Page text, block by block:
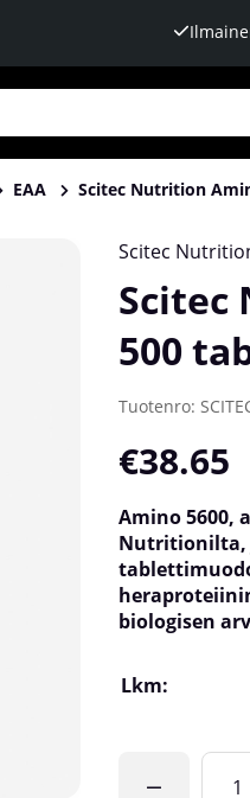
EAA Scitec Nutrition
Scitec
Scitec
500
Tuotenro:
€38.65
Amino 5600,
Nutritionilta,
biologisen
Lkm: